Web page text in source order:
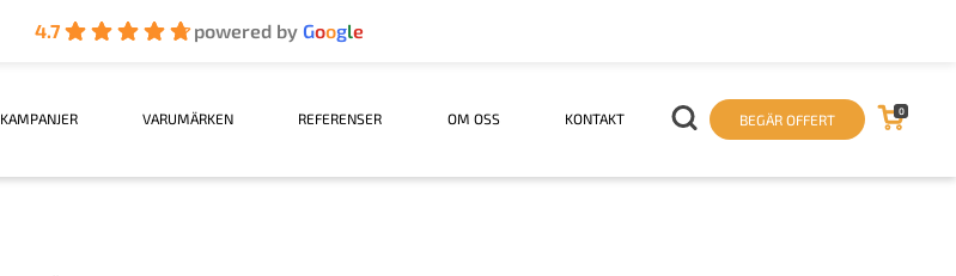
4.7 powered byGoogle
KAMPANJER VARUMÄRKEN REFERENSER OM OSS KONTAKT BEGÄR OFFERT 0